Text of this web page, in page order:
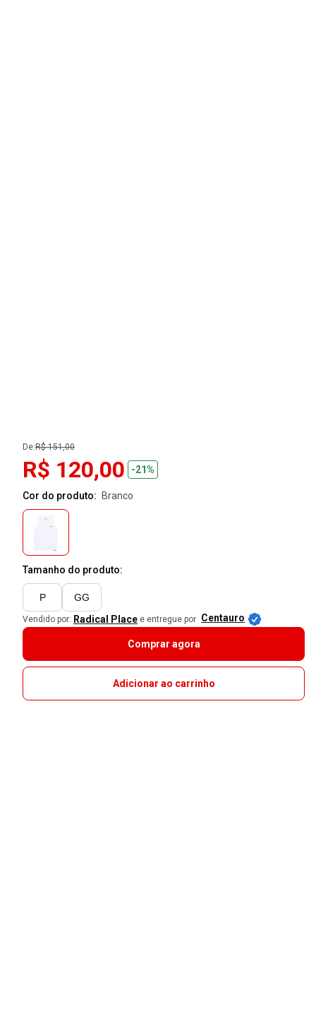
De:R$ 151,00
R$ 120,00 -21%
Cor do produto: branco
Tamanho do produto:
P GG
Vendido por: Radical Place e entregue por Centauro
Comprar agora
Adicionar ao carrinho